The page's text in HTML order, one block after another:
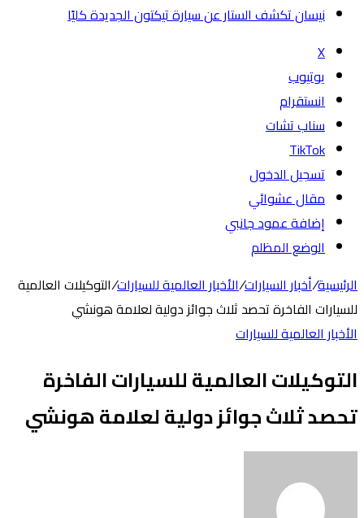
نيسان تكشف الستار عن سيارة تيكتون الجديدة كليًا
X
يوتيوب
انستقرام
سناب تشات
‫TikTok
تسجيل الدخول
مقال عشوائي
إضافة عمود جانبي
الوضع المظلم
الرئيسية/أخبار السيارات/الأخبار العالمية للسيارات/التوكيلات العالمية
للسيارات الفاخرة تحصد ثلاث جوائز دولية لعلامة هونشي
الأخبار العالمية للسيارات
التوكيلات العالمية للسيارات الفاخرة
تحصد ثلاث جوائز دولية لعلامة هونشي